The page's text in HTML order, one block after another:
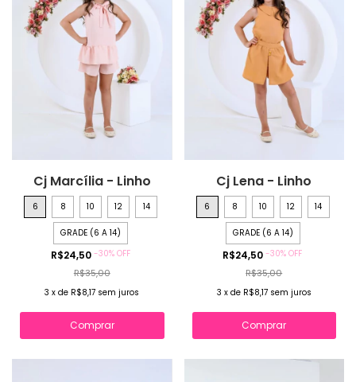
Cj Marcília - Linho
6 8 10 12 14
GRADE (6 A 14)
R$24,50 -30% OFF
R$35,00
3 xde R$8,17 sem juros
Comprar
Cj Lena - Linho
6 8 10 12 14
GRADE (6 A 14)
R$24,50-30%OFF
R$35,00
3 x de R$8,17 sem juros
Comprar